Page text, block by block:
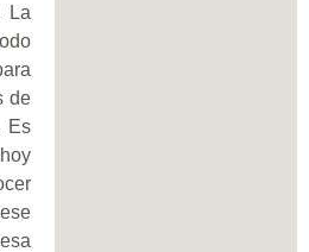
La
de
Es